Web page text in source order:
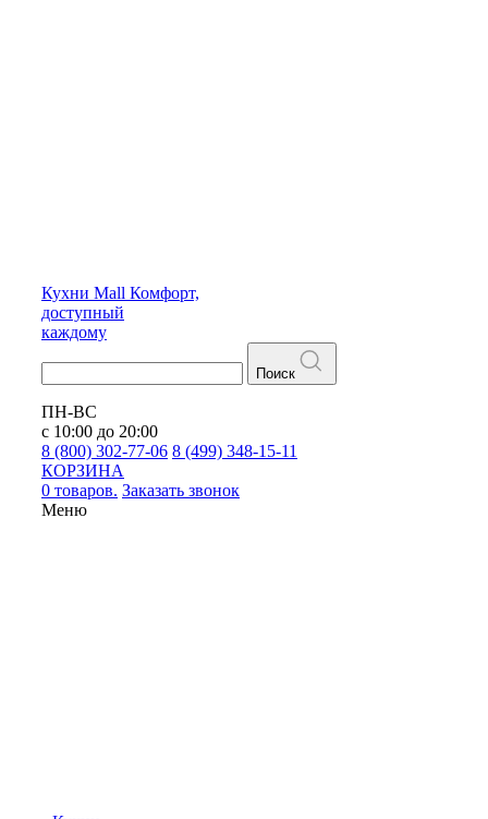
Кухни Mall Комфорт,
доступный
каждому
Поиск
ПН-ВС
с 10:00 до 20:00
8 (800) 302-77-06 8 (499) 348-15-11
КОРЗИНА
0 товаров. Заказать звонок
Меню